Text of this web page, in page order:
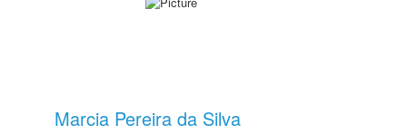
Marcia Pereira da Silva